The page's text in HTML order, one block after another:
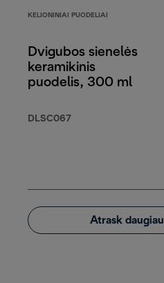
KELIONINIAI PUODELIAI
Dvigubos sienelės
keramikinis
puodelis, 300 ml
DLSC067
Atrask daugiau